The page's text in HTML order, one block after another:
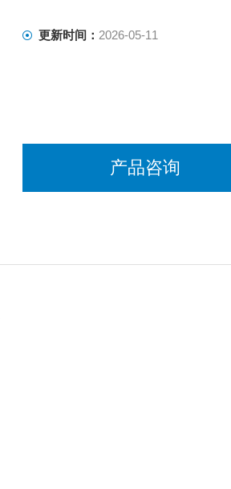
器并同时
更新时间： 2026-05-11
产品咨询